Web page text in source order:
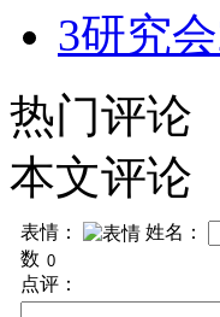
3研究
热门评论
本文评论
表情： 姓名：
数
点评：